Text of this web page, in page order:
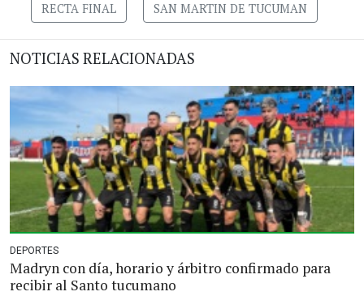
RECTA FINAL SAN MARTIN DE TUCUMAN
NOTICIAS RELACIONADAS
DEPORTES
Madryn con día, horario y árbitro confirmado para
recibir al Santo tucumano